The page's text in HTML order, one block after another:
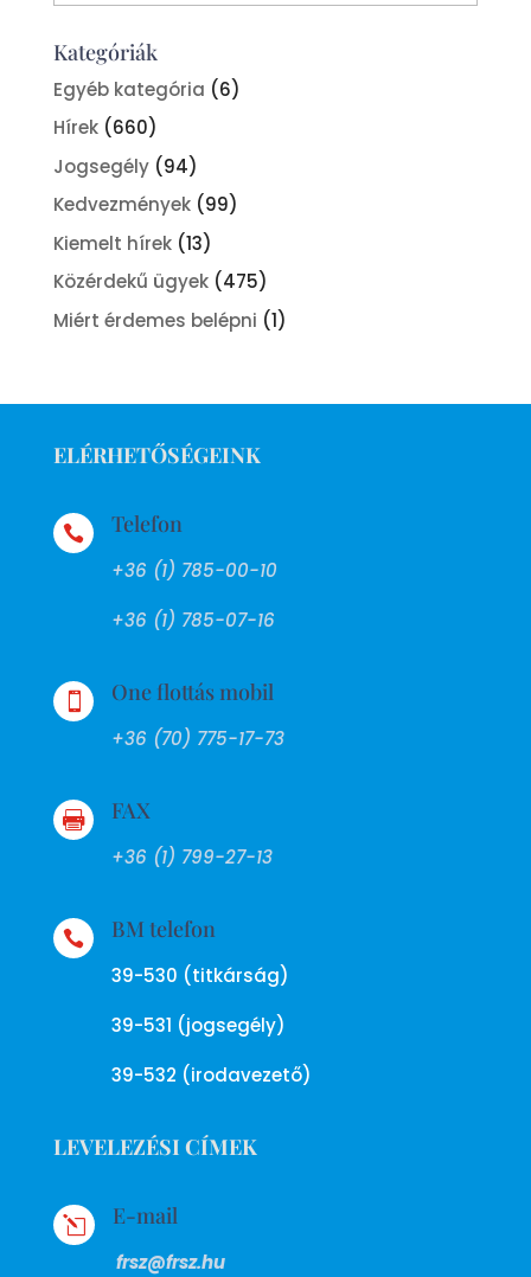
Kategóriák
Egyéb kategória (6)
Hírek(660)
Jogsegély(94)
Kedvezmények(99)
Kiemelt hírek(13)
Közérdekű ügyek(475)
Miért érdemes belépni (1)
ELÉRHETŐSÉGEINK
 Telefon
+36 (1) 785-00-10
+36 (1) 785-07-16
 One flottás mobil
+36 (70) 775-17-73
 FAX
+36 (1) 799-27-13
 BM telefon
39-530 (titkárság)
39-531 (jogsegély)
39-532 (irodavezető)
LEVELEZÉSI CÍMEK
l E-mail
frsz@frsz.hu